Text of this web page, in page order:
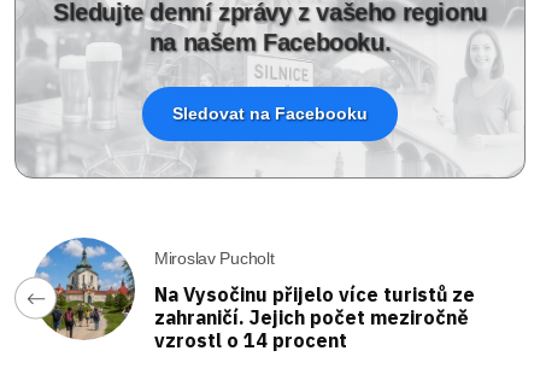
Sledujte denní zprávy z vašeho regionu
na našem Facebooku.
Sledovat na Facebooku
Miroslav Pucholt
Na Vysočinu přijelo více turistů ze
zahraničí. Jejich počet meziročně
vzrostl o 14 procent